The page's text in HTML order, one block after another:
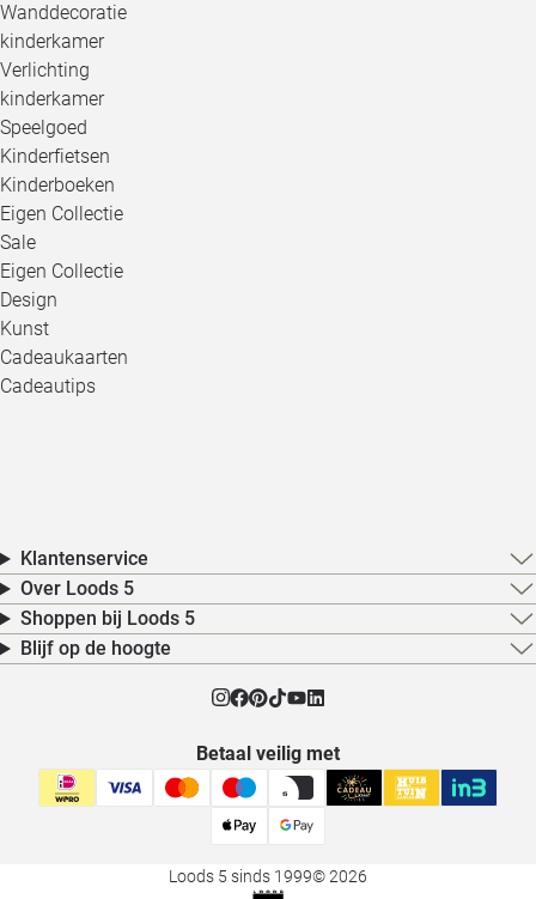
Wanddecoratie
kinderkamer
Verlichting
kinderkamer
Speelgoed
Kinderfietsen
Kinderboeken
Eigen Collectie
Sale
Eigen Collectie
Design
Kunst
Cadeaukaarten
Cadeautips
Klantenservice
Over Loods 5
Shoppen bij Loods 5
Blijf op de hoogte
Betaal veilig met
Loods 5 sinds 1999© 2026